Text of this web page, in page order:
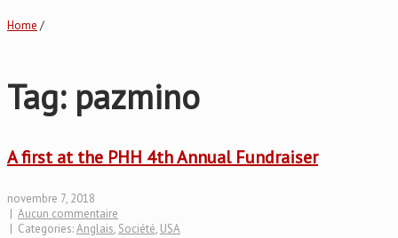
Home /
Tag: pazmino
A first at the PHH 4th Annual Fundraiser
novembre 7, 2018
| Aucun commentaire
| Categories:Anglais, Société, USA